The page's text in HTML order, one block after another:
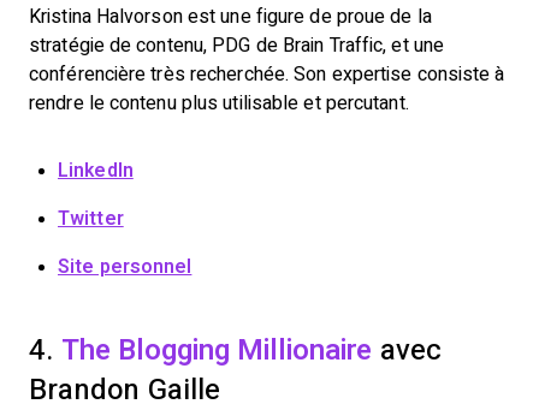
Kristina Halvorson est une figure de proue de la
stratégie de contenu, PDG de Brain Traffic, et une
conférencière très recherchée. Son expertise consiste à
rendre le contenu plus utilisable et percutant.
LinkedIn
Twitter
Site personnel
4. The Blogging Millionaire avec
Brandon Gaille